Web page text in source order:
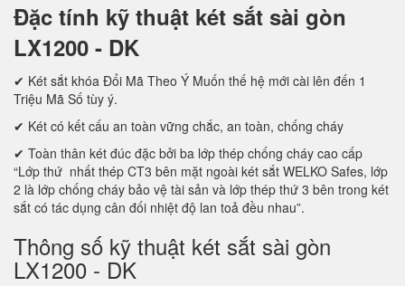
Đặc tính kỹ thuật két sắt sài gòn
LX1200 - DK
✔ Két sắt khóa Đổi Mã Theo Ý Muốn thế hệ mới cài lên đến 1
Triệu Mã Số tùy ý.
✔ Két có kết cấu an toàn vững chắc, an toàn, chống cháy
✔ Toàn thân két đúc đặc bởi ba lớp thép chống cháy cao cấp
“Lớp thứ nhất thép CT3 bên mặt ngoài két sắt WELKO Safes, lớp
2 là lớp chống cháy bảo vệ tài sản và lớp thép thứ 3 bên trong két
sắt có tác dụng cân đối nhiệt độ lan toả đều nhau”.
Thông số kỹ thuật két sắt sài gòn
LX1200 - DK